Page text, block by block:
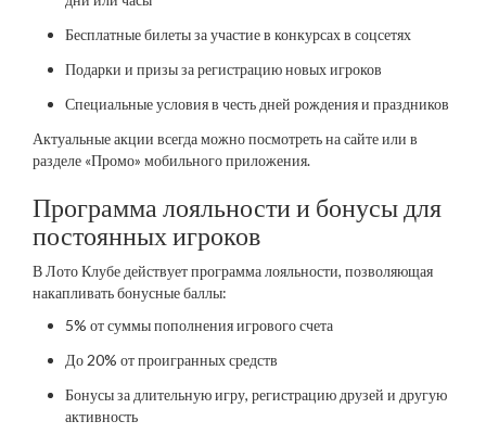
Бесплатные билеты за участие в конкурсах в соцсетях
Подарки и призы за регистрацию новых игроков
Специальные условия в честь дней рождения и праздников
Актуальные акции всегда можно посмотреть на сайте или в
разделе «Промо» мобильного приложения.
Программа лояльности и бонусы для
постоянных игроков
В Лото Клубе действует программа лояльности, позволяющая
накапливать бонусные баллы:
5% от суммы пополнения игрового счета
До 20% от проигранных средств
Бонусы за длительную игру, регистрацию друзей и другую
активность